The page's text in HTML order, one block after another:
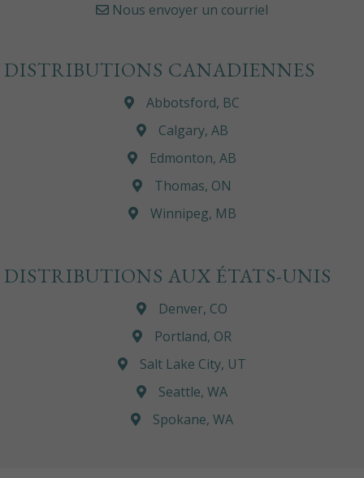
Nous envoyer un courriel
DISTRIBUTIONS CANADIENNES
Abbotsford, BC
Calgary, AB
Edmonton, AB
Thomas, ON
Winnipeg, MB
DISTRIBUTIONS AUX ÉTATS-UNIS
Denver, CO
Portland, OR
Salt Lake City, UT
Seattle, WA
Spokane, WA